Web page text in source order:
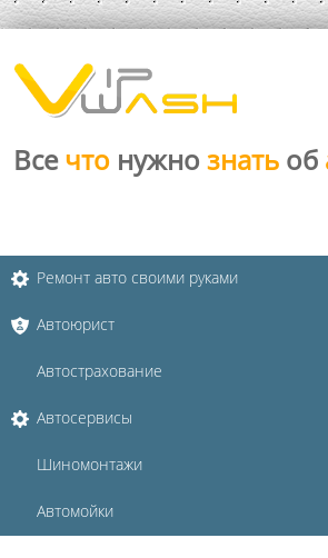
Все что нужно знать об
Ремонт авто своими руками
Автоюрист
Автострахование
Автосервисы
Шиномонтажи
Автомойки